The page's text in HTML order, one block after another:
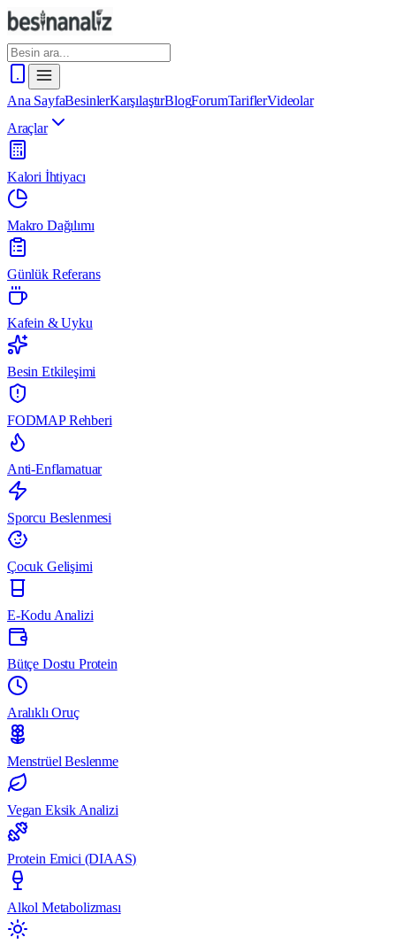
Ana SayfaBesinlerKarşılaştırBlogForumTariflerVideolar
Araçlar
Kalori İhtiyacı
Makro Dağılımı
Günlük Referans
Kafein & Uyku
Besin Etkileşimi
FODMAP Rehberi
Anti-Enflamatuar
Sporcu Beslenmesi
Çocuk Gelişimi
E-Kodu Analizi
Bütçe Dostu Protein
Aralıklı Oruç
Menstrüel Beslenme
Vegan Eksik Analizi
Protein Emici (DIAAS)
Alkol Metabolizması